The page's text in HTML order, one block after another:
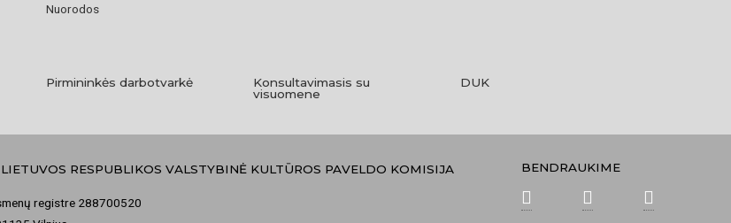
Nuorodos
Pirmininkės darbotvarkė
Konsultavimasis su
visuomene
DUK
RESPUBLIKOS VALSTYBINĖ KULTŪROS PAVELDO KOMISIJA
registre 288700520
BENDRAUKIME